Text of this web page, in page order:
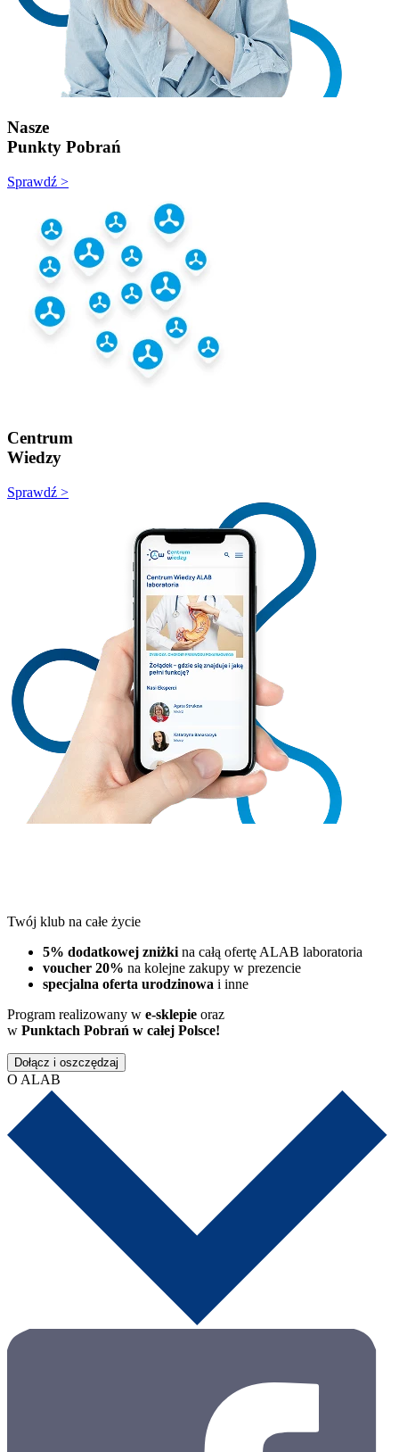
Nasze
Punkty Pobrań
Sprawdź >
Centrum
Wiedzy
Sprawdź >
Twój klub na całe życie
5% dodatkowej zniżki na całą ofertę ALAB laboratoria
voucher 20% na kolejne zakupy w prezencie
specjalna oferta urodzinowa i inne
Program realizowany w e-sklepie oraz
w Punktach Pobrań w całej Polsce!
Dołącz i oszczędzaj
O ALAB